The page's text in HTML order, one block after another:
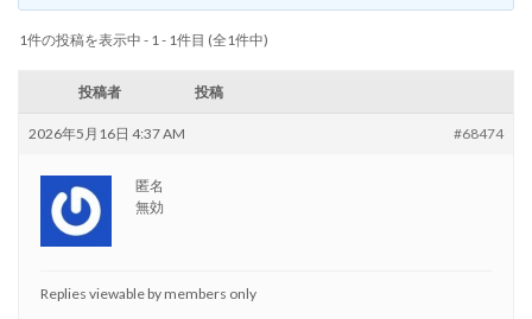
1件の投稿を表示中 - 1 - 1件目 (全1件中)
投稿者 投稿
2026年5月16日 4:37 AM #68474
匿名
無効
Replies viewable by members only